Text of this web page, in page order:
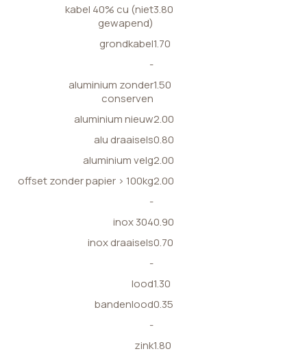
kabel 40% cu (niet
gewapend)
3.80
grondkabel1.70
-
aluminium zonder
conserven
1.50
aluminium nieuw2.00
alu draaisels0.80
aluminium velg2.00
offset zonder papier > 100kg2.00
-
inox 3040.90
inox draaisels0.70
-
lood1.30
bandenlood0.35
-
zink1.80